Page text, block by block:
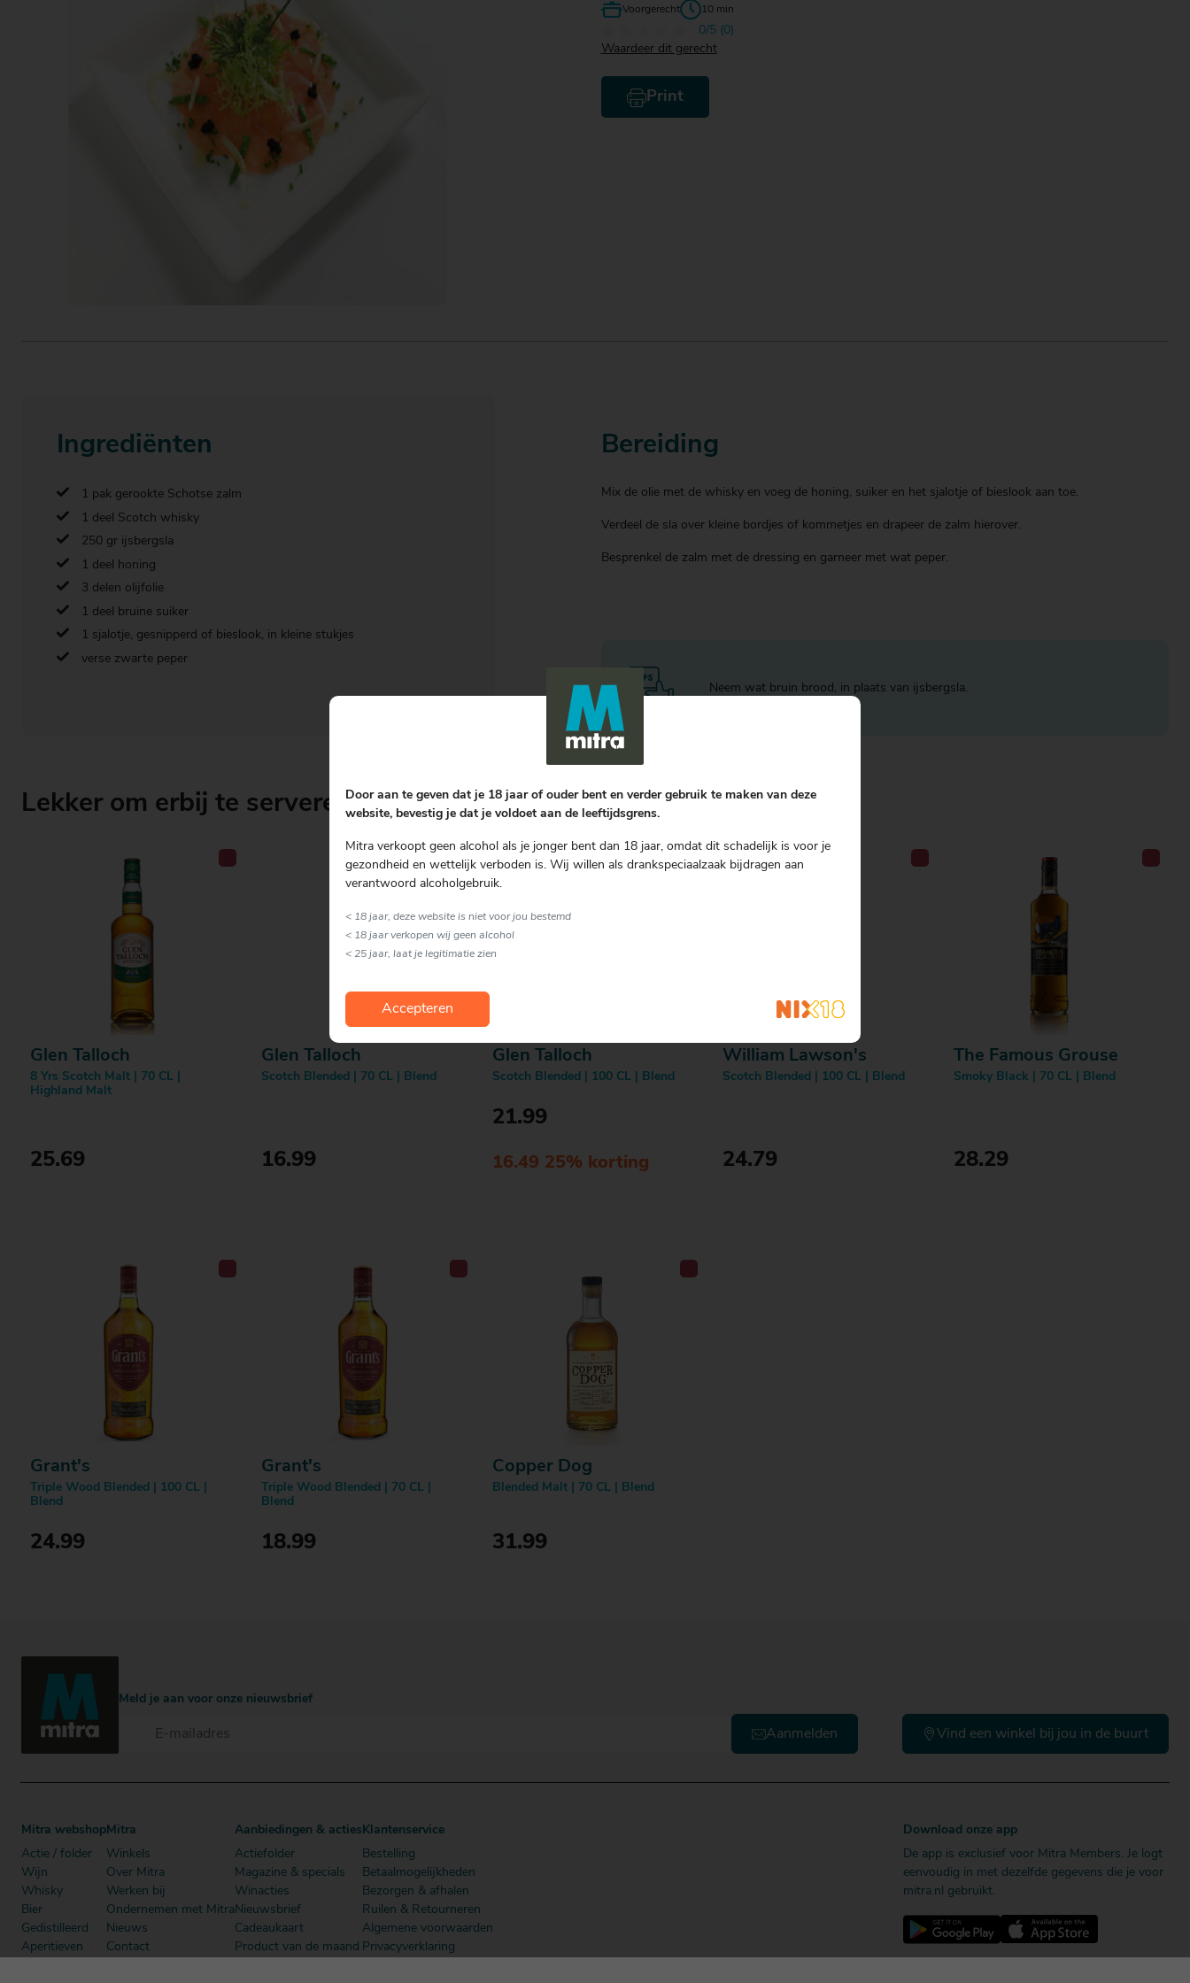
Voorgerecht 10 min
0/5 (0)
Waardeer dit gerecht
Print
Ingrediënten
1 pak gerookte Schotse zalm
1 deel Scotch whisky
250 gr ijsbergsla
1 deel honing
3 delen olijfolie
1 deel bruine suiker
1 sjalotje, gesnipperd of bieslook, in kleine stukjes
verse zwarte peper
Bereiding
Mix de olie met de whisky en voeg de honing, suiker en het sjalotje of bieslook aan toe.
Verdeel de sla over kleine bordjes of kommetjes en drapeer de zalm hierover.
Besprenkel de zalm met de dressing en garneer met wat peper.
Neem wat bruin brood, in plaats van ijsbergsla.
Lekker om erbij te serveren
Glen Talloch
8 Yrs Scotch Malt | 70 CL |
Highland Malt
25.69
Glen Talloch
Scotch Blended | 70 CL | Blend
16.99
Glen Talloch
Scotch Blended | 100 CL | Blend
21.99
16.49 25% korting
William Lawson's
Scotch Blended | 100 CL | Blend
24.79
The Famous Grouse
Smoky Black | 70 CL | Blend
28.29
Grant's
Triple Wood Blended | 100 CL |
Blend
24.99
Grant's
Triple Wood Blended | 70 CL |
Blend
18.99
Copper Dog
Blended Malt | 70 CL | Blend
31.99
Meld je aan voor onze nieuwsbrief
Aanmelden Vind een winkel bij jou in de buurt
Mitra webshop
Actie / folder
Wijn
Whisky
Bier
Gedistilleerd
Aperitieven
Mitra
Winkels
Over Mitra
Werken bij
Ondernemen met Mitra
Nieuws
Contact
Aanbiedingen & acties
Actiefolder
Magazine & specials
Winacties
Nieuwsbrief
Cadeaukaart
Product van de maand
Klantenservice
Bestelling
Betaalmogelijkheden
Bezorgen & afhalen
Ruilen & Retourneren
Algemene voorwaarden
Privacyverklaring
Download onze app
De app is exclusief voor Mitra Members. Je logt
eenvoudig in met dezelfde gegevens die je voor
mitra.nl gebruikt.
Door aan te geven dat je 18 jaar of ouder bent en verder gebruik te maken van deze
website, bevestig je dat je voldoet aan de leeftijdsgrens.
Mitra verkoopt geen alcohol als je jonger bent dan 18 jaar, omdat dit schadelijk is voor je
gezondheid en wettelijk verboden is. Wij willen als drankspeciaalzaak bijdragen aan
verantwoord alcoholgebruik.
< 18 jaar, deze website is niet voor jou bestemd
< 18 jaar verkopen wij geen alcohol
< 25 jaar, laat je legitimatie zien
Accepteren